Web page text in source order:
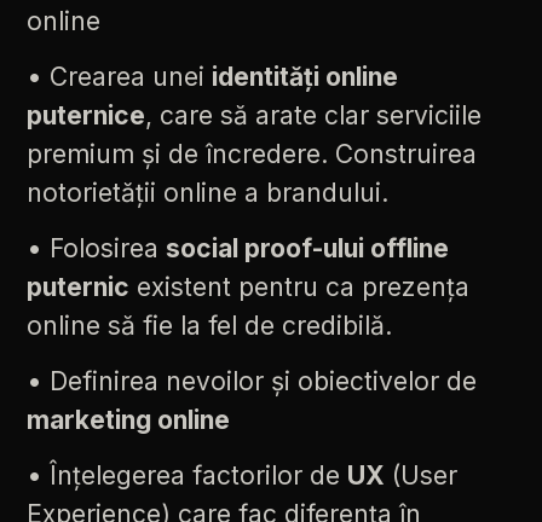
online
• Crearea unei identități online
puternice, care să arate clar serviciile
premium și de încredere. Construirea
notorietății online a brandului.
• Folosirea social proof-ului offline
puternic existent pentru ca prezența
online să fie la fel de credibilă.
• Definirea nevoilor și obiectivelor de
marketing online
• Înțelegerea factorilor de UX (User
Experience) care fac diferența în